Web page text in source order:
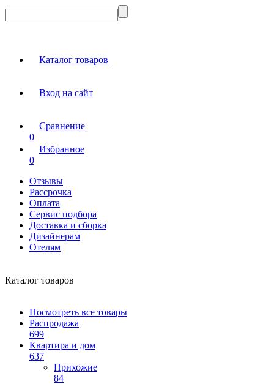
Каталог товаров
Вход на сайт
Сравнение
0
Избранное
0
Отзывы
Рассрочка
Оплата
Сервис подбора
Доставка и сборка
Дизайнерам
Отелям
Каталог товаров
Посмотреть все товары
Распродажа
699
Квартира и дом
637
Прихожие
84